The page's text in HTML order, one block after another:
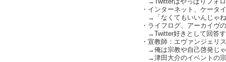
→Twitterはやっぱりフォロ
・インターネット、ケータ
→「なくてもいいんじゃね
・ライフログ、アーカイヴ
→Twitter好きとして回答
・宣教師：エヴァンジェリ
→俺は宗教や自己啓発じ
→津田大介のイベントの